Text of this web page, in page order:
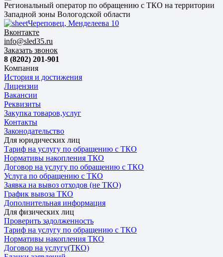
Региональный оператор по обращению с ТКО на территории
Западной зоны Вологодской области
Череповец, Менделеева 10
Вконтакте
info@sled35.ru
Заказать звонок
8 (8202) 201-901
Компания
История и достижения
Лицензии
Вакансии
Реквизиты
Закупка товаров,услуг
Контакты
Законодательство
Для юридических лиц
Тариф на услугу по обращению с ТКО
Нормативы накопления ТКО
Договор на услугу по обращению с ТКО
Услуга по обращению с ТКО
Заявка на вывоз отходов (не ТКО)
График вывоза ТКО
Дополнительная информация
Для физических лиц
Проверить задолженность
Тариф на услугу по обращению с ТКО
Нормативы накопления ТКО
Договор на услугу(ТКО)